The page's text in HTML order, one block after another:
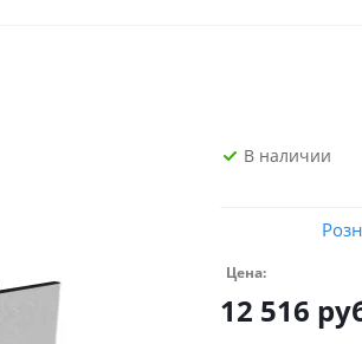
В наличии
Цена:
12 516